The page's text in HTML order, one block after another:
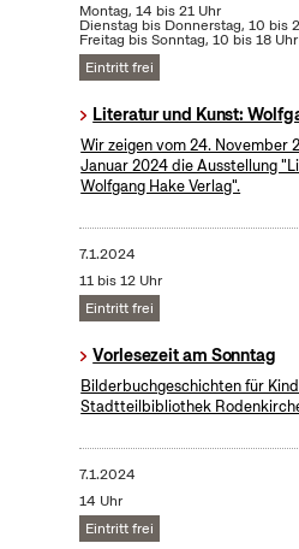
Montag, 14 bis 21 Uhr
Dienstag bis Donnerstag, 10 bis
Freitag bis Sonntag, 10 bis 18 Uhr
Eintritt frei
Literatur und Kunst:
Wir zeigen vom 24. November
Januar 2024 die Ausstellung
Wolfgang Hake Verlag".
7.1.2024
11 bis 12 Uhr
Eintritt frei
Vorlesezeit am Sonntag
Bilderbuchgeschichten für
Stadtteilbibliothek
7.1.2024
14 Uhr
Eintritt frei